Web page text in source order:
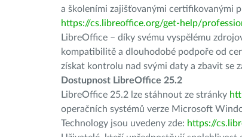
a školeními zajišťovanými certifikovanými
https://cs.libreoffice.org/get-help/
LibreOffice – díky svému vyspělému
kompatibilitě a dlouhodobé podpoře od
získat kontrolu nad svými daty a zbavit se
Dostupnost LibreOffice 25.2
LibreOffice 25.2 lze stáhnout ze stránky
operačních systémů verze Microsoft
Technology jsou uvedeny zde: https://